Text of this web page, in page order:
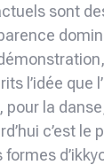
sont
l’idée que
pour la
c’est
formes